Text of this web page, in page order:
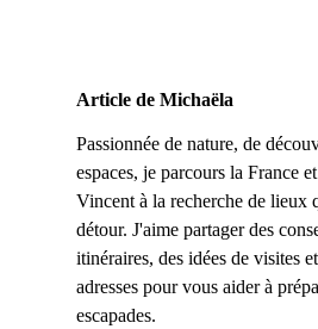
Article de Michaëla
Passionnée de nature, de
espaces, je parcours la France
Vincent à la recherche de lieux
détour. J'aime partager des
itinéraires, des idées de visites
adresses pour vous aider à
escapades.